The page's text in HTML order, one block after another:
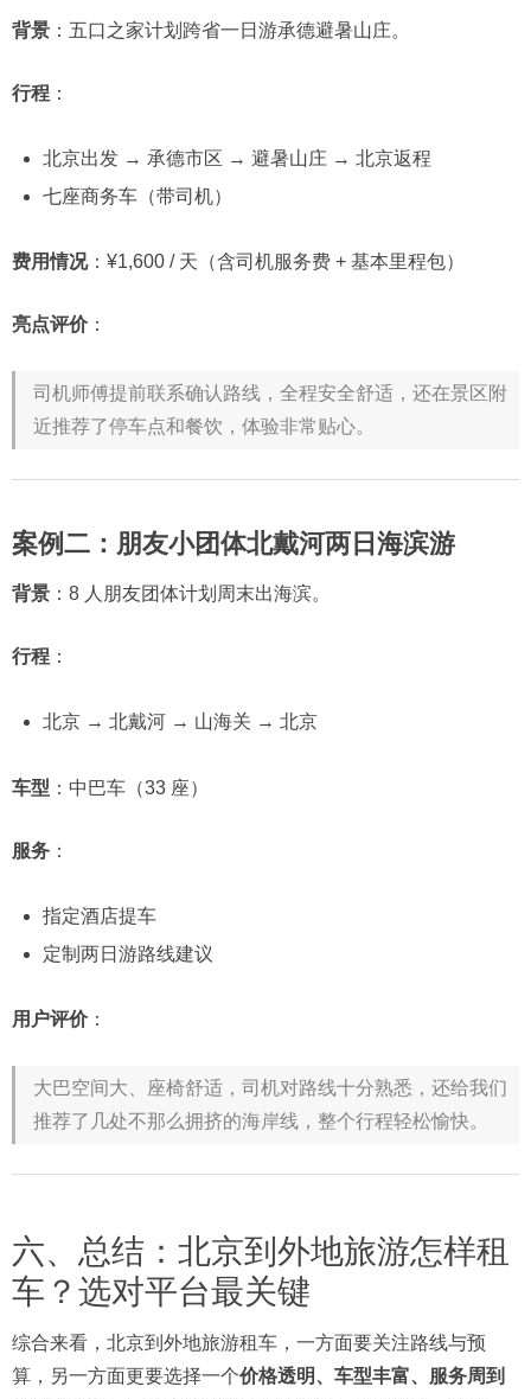
背景 ：五口之家计划跨省一日游承德避暑山庄。
行程 ：
北京出发 → 承德市区 → 避暑山庄 → 北京返程
七座商务车（带司机）
费用情况：¥1,600 / 天（含司机服务费 + 基本里程包）
亮点评价：
司机师傅提前联系确认路线，全程安全舒适，还在景区附
近推荐了停车点和餐饮，体验非常贴心。
案例二：朋友小团体北戴河两日海滨游
背景 ：8 人朋友团体计划周末出海滨。
行程 ：
北京 → 北戴河 → 山海关 → 北京
车型 ：中巴车（33 座）
服务 ：
指定酒店提车
定制两日游路线建议
用户评价：
大巴空间大、座椅舒适，司机对路线十分熟悉，还给我们
推荐了几处不那么拥挤的海岸线，整个行程轻松愉快。
六、总结：北京到外地旅游怎样租
车？选对平台最关键
综合来看，北京到外地旅游租车，一方面要关注路线与预
算，另一方面更要选择一个价格透明、车型丰富、服务周到